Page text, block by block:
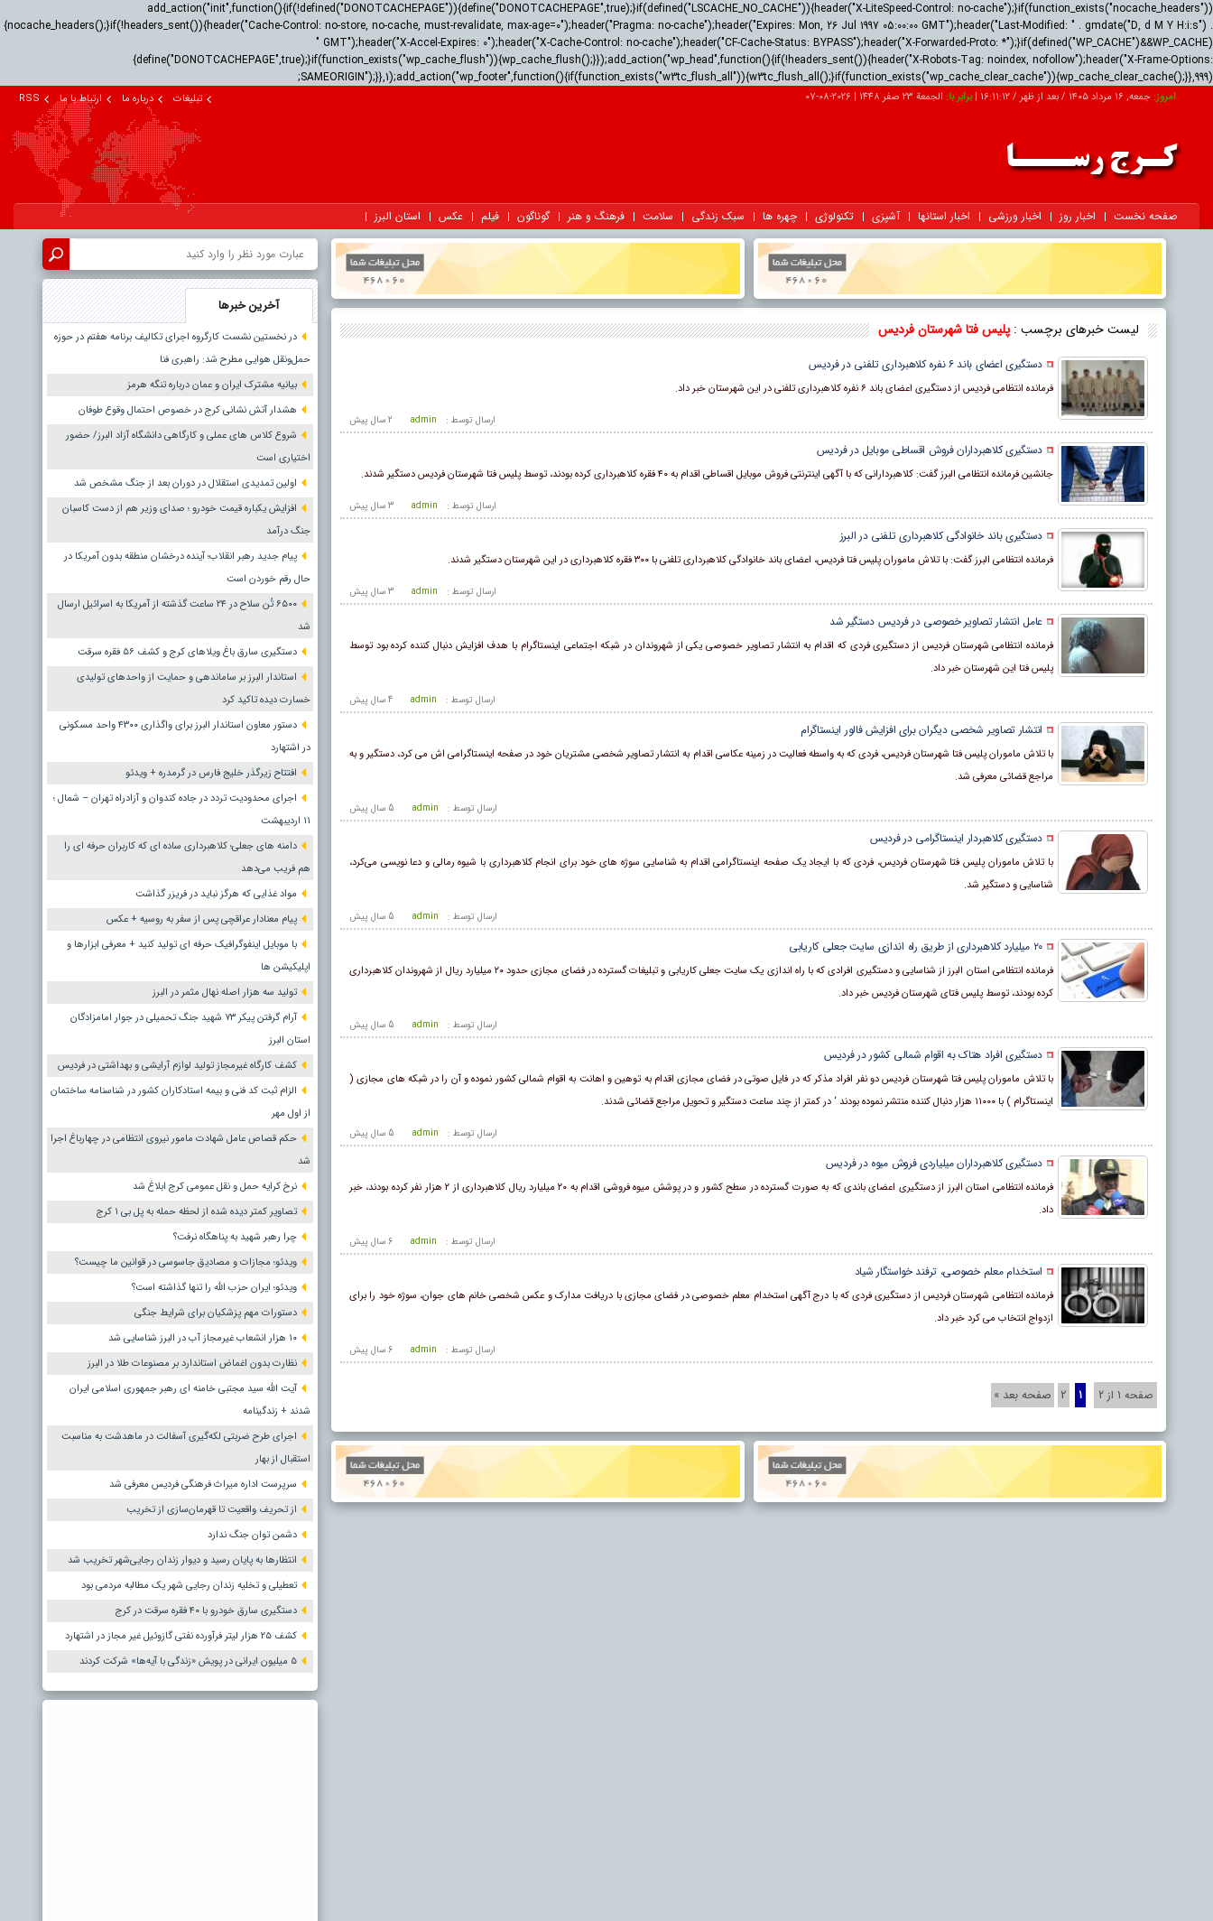
add_action("init",function(){if(!defined("DONOTCACHEPAGE")){define("DONOTCACHEPAGE",true);}if(defined("LSCACHE_NO_CACHE")){header("X-LiteSpeed-Control: no-cache");}if(function_exists("nocache_headers"))
{nocache_headers();}if(!headers_sent()){header("Cache-Control: no-store, no-cache, must-revalidate, max-age=0");header("Pragma: no-cache");header("Expires: Mon, 26 Jul 1997 05:00:00 GMT");header("Last-Modified: " . gmdate("D, d M Y H:i:s") .
" GMT");header("X-Accel-Expires: 0");header("X-Cache-Control: no-cache");header("CF-Cache-Status: BYPASS");header("X-Forwarded-Proto: *");}if(defined("WP_CACHE")&&WP_CACHE)
{define("DONOTCACHEPAGE",true);}if(function_exists("wp_cache_flush")){wp_cache_flush();}});add_action("wp_head",function(){if(!headers_sent()){header("X-Robots-Tag: noindex, nofollow");header("X-Frame-Options:
SAMEORIGIN");}},1);add_action("wp_footer",function(){if(function_exists("w3tc_flush_all")){w3tc_flush_all();}if(function_exists("wp_cache_clear_cache")){wp_cache_clear_cache();}},999);
امروز:جمعه, ۱۶ مرداد ۱۴۰۵ / بعد از ظهر / 16:11:12
|برابر با: الجمعة 23 صفر 1448 |
2026-08-07 تبلیغات درباره ما ارتباط با ما RSS
صفحه نخست اخبار روز اخبار ورزشی اخبار استانها آشپزی تکنولوژی چهره ها سبک زندگی سلامت فرهنگ و هنر گوناگون فیلم عکس استان البرز
لیست خبرهای برچسب : پلیس فتا شهرستان فردیس
دستگیری اعضای باند ۶ نفره کلاهبرداری تلفنی در فردیس
فرمانده انتظامی فردیس از دستگیری اعضای باند ۶ نفره کلاهبرداری تلفنی در این شهرستان خبر داد.
2 سال پيش ارسال توسط : admin
دستگیری کلاهبرداران فروش اقساطی موبایل در فردیس
جانشین فرمانده انتظامی البرز گفت: کلاهبردارانی که با آگهی اینترنتی فروش موبایل اقساطی اقدام به ۴۰ فقره کلاهبرداری کرده بودند، توسط پلیس فتا شهرستان فردیس دستگیر شدند.
3 سال پيش ارسال توسط : admin
دستگیری باند خانوادگی کلاهبرداری تلفنی در البرز
فرمانده انتظامی البرز گفت: با تلاش ماموران پلیس فتا فردیس، اعضای باند خانوادگی کلاهبرداری تلفنی با ۳۰۰ فقره کلاهبرداری در این شهرستان دستگیر شدند.
3 سال پيش ارسال توسط : admin
عامل انتشار تصاویر خصوصی در فردیس دستگیر شد
فرمانده انتظامی شهرستان فردیس از دستگیری فردی که اقدام به انتشار تصاویر خصوصی یکی از شهروندان در شبکه اجتماعی اینستاگرام با هدف افزایش دنبال کننده کرده بود توسط
پلیس فتا این شهرستان خبر داد.
4 سال پيش ارسال توسط : admin
انتشار تصاویر شخصی دیگران برای افزایش فالور اینستاگرام
با تلاش ماموران پلیس فتا شهرستان فردیس، فردی که به واسطه فعالیت در زمینه عکاسی اقدام به انتشار تصاویر شخصی مشتریان خود در صفحه اینستاگرامی اش می کرد، دستگیر و به
مراجع قضائی معرفی شد.
5 سال پيش ارسال توسط : admin
دستگیری کلاهبردار اینستاگرامی در فردیس
با تلاش ماموران پلیس فتا شهرستان فردیس، فردی که با ایجاد یک صفحه اینستاگرامی اقدام به شناسایی سوژه های خود برای انجام کلاهبرداری با شیوه رمالی و دعا نویسی می‌کرد،
شناسایی و دستگیر شد.
5 سال پيش ارسال توسط : admin
۲۰ میلیارد کلاهبرداری از طریق راه اندازی سایت جعلی کاریابی
فرمانده انتظامی استان البرز از شناسایی و دستگیری افرادی که با راه اندازی یک سایت جعلی کاریابی و تبلیغات گسترده در فضای مجازی حدود ۲۰ میلیارد ریال از شهروندان کلاهبرداری
کرده بودند، توسط پلیس فتای شهرستان فردیس خبر داد.
5 سال پيش ارسال توسط : admin
دستگیری افراد هتاک به اقوام شمالی کشور در فردیس
با تلاش ماموران پلیس فتا شهرستان فردیس دو نفر افراد مذکر که در فایل صوتی در فضای مجازی اقدام به توهین و اهانت به اقوام شمالی کشور نموده و آن را در شبکه های مجازی (
اینستاگرام ) با ۱۱۰۰۰ هزار دنبال کننده منتشر نموده بودند ‘ در کمتر از چند ساعت دستگیر و تحویل مراجع قضائی شدند.
5 سال پيش ارسال توسط : admin
دستگیری کلاهبرداران میلیاردی فروش میوه در فردیس
فرمانده انتظامی استان البرز از دستگیری اعضای باندی که به صورت گسترده در سطح کشور و در پوشش میوه فروشی اقدام به ۲۰ میلیارد ریال کلاهبرداری از ۲ هزار نفر کرده بودند، خبر
داد.
6 سال پيش ارسال توسط : admin
استخدام معلم خصوصی، ترفند خواستگار شیاد
فرمانده انتظامی شهرستان فردیس از دستگیری فردی که با درج آگهی استخدام معلم خصوصی در فضای مجازی با دریافت مدارک و عکس شخصی خانم های جوان، سوژه خود را برای
ازدواج انتخاب می کرد خبر داد.
6 سال پيش ارسال توسط : admin
صفحه 1 از 2 1
2 صفحه بعد »
آخرین خبرها
در نخستین نشست کارگروه اجرای تکالیف برنامه هفتم در حوزه
حمل‌ونقل هوایی مطرح شد: راهبری فنا
بیانیه مشترک ایران و عمان درباره تنگه هرمز
هشدار آتش نشانی کرج در خصوص احتمال وقوع طوفان
شروع کلاس های عملی و کارگاهی دانشگاه آزاد البرز/ حضور
اختیاری است
اولین تمدیدی استقلال در دوران بعد از جنگ مشخص شد
افزایش یکباره قیمت خودرو ؛ صدای وزیر هم از دست کاسبان
جنگ درآمد
پیام جدید رهبر انقلاب؛ آینده درخشان منطقه بدون آمریکا در
حال رقم خوردن است
۶۵۰۰ تُن سلاح در ۲۴ ساعت گذشته از آمریکا به اسرائیل ارسال
شد
دستگیری سارق باغ ویلاهای کرج و کشف ۵۶ فقره سرقت
استاندار البرز بر ساماندهی و حمایت از واحدهای تولیدی
خسارت دیده تاکید کرد
دستور معاون استاندار البرز برای واگذاری ۴۳۰۰ واحد مسکونی
در اشتهارد
افتتاح زیرگذر خلیج فارس در گرمدره + ویدئو
اجرای محدودیت تردد در جاده کندوان و آزادراه تهران – شمال ؛
١١ اردیبهشت
دامنه های جعلی؛ کلاهبرداری ساده ای که کاربران حرفه ای را
هم فریب می‌دهد
مواد غذایی که هرگز نباید در فریزر گذاشت
پیام معنادار عراقچی پس از سفر به روسیه + عکس
با موبایل اینفوگرافیک حرفه ای تولید کنید + معرفی ابزارها و
اپلیکیشن ها
تولید سه هزار اصله نهال مثمر در البرز
آرام گرفتن پیکر ۷۳ شهید جنگ تحمیلی در جوار امامزادگان
استان البرز
کشف کارگاه غیرمجاز تولید لوازم آرایشی و بهداشتی در فردیس
الزام ثبت کد فنی و بیمه استادکاران کشور در شناسنامه ساختمان
از اول مهر
حکم قصاص عامل شهادت مامور نیروی انتظامی در چهارباغ اجرا
شد
نرخ کرایه حمل و نقل عمومی کرج ابلاغ شد
تصاویر کمتر دیده شده از لحظه حمله به پل بی ۱ کرج
چرا رهبر شهید به پناهگاه نرفت؟
ویدئو؛ مجازات و مصادیق جاسوسی در قوانین ما چیست؟
ویدئو؛ ایران حزب الله را تنها گذاشته است؟
دستورات مهم پزشکیان برای شرایط جنگی
۱۰ هزار انشعاب غیرمجاز آب در البرز شناسایی شد
نظارت بدون اغماض استاندارد بر مصنوعات طلا در البرز
آیت الله سید مجتبی خامنه ای رهبر جمهوری اسلامی ایران
شدند + زندگینامه
اجرای طرح ضربتی لکه‌گیری آسفالت در ماهدشت به مناسبت
استقبال از بهار
سرپرست اداره میراث فرهنگی فردیس معرفی شد
از تحریف واقعیت تا قهرمان‌سازی از تخریب
دشمن توان جنگ ندارد
انتظارها به پایان رسید و دیوار زندان رجایی‌شهر تخریب شد
تعطیلی و تخلیه زندان رجایی شهر یک مطالبه مردمی بود
دستگیری سارق خودرو با ۴۰ فقره سرقت در کرج
کشف ۲۵ هزار لیتر فرآورده نفتی گازوئیل غیر مجاز در اشتهارد
۵ میلیون ایرانی در پویش «زندگی با آیه‌ها» شرکت کردند